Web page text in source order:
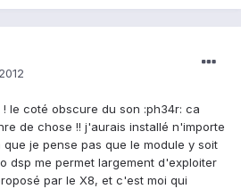
! le coté obscure du son :ph34r: ca
de chose !! j'aurais installé n'importe
je pense pas que le module y soit
dsp me permet largement d'exploiter
par le X8, et c'est moi qui